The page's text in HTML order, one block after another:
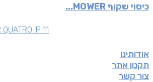
כיסוי שקוף MOWER...
אודותינו
תקנון אתר
צור קשר